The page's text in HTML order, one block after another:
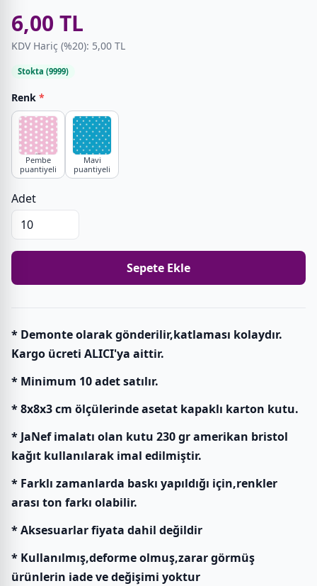
6,00 TL
KDV Hariç (%20): 5,00 TL
Stokta (9999)
Renk *
Pembe
puantiyeli
Mavi
puantiyeli
Adet
Sepete Ekle
* Demonte olarak gönderilir,katlaması kolaydır.
Kargo ücreti ALICI'ya aittir.
* Minimum 10 adet satılır.
* 8x8x3 cm ölçülerinde asetat kapaklı karton kutu.
* JaNef imalatı olan kutu 230 gr amerikan bristol
kağıt kullanılarak imal edilmiştir.
* Farklı zamanlarda baskı yapıldığı için,renkler
arası ton farkı olabilir.
* Aksesuarlar fiyata dahil değildir
* Kullanılmış,deforme olmuş,zarar görmüş
ürünlerin iade ve değişimi yoktur